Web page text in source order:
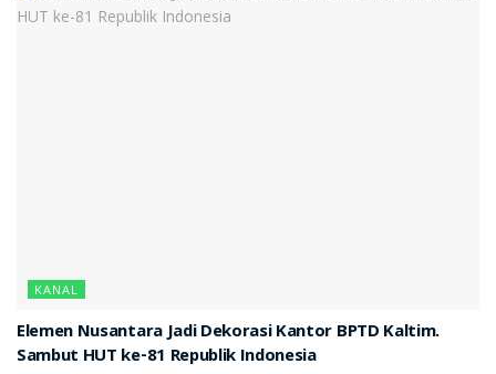
KANAL
Elemen Nusantara Jadi Dekorasi Kantor BPTD Kaltim.
Sambut HUT ke-81 Republik Indonesia